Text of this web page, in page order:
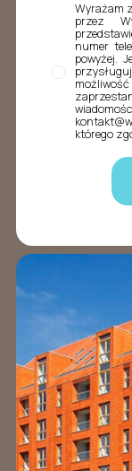
Wyrażam
przez
numer
powyżej.
którego